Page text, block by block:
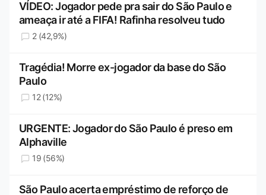
VÍDEO: Jogador pede pra sair do São Paulo e
ameaça ir até a FIFA! Rafinha resolveu tudo
2 (42,9%)
Tragédia! Morre ex-jogador da base do São
Paulo
12 (12%)
URGENTE: Jogador do São Paulo é preso em
Alphaville
19 (56%)
São Paulo acerta empréstimo de reforço de